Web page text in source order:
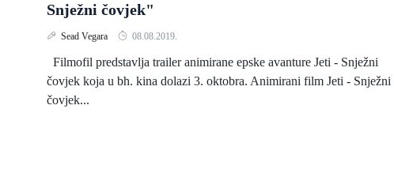
Snježni čovjek"
Sead Vegara 08.08.2019.
Filmofil predstavlja trailer animirane epske avanture Jeti - Snježni
čovjek koja u bh. kina dolazi 3. oktobra. Animirani film Jeti - Snježni
čovjek...